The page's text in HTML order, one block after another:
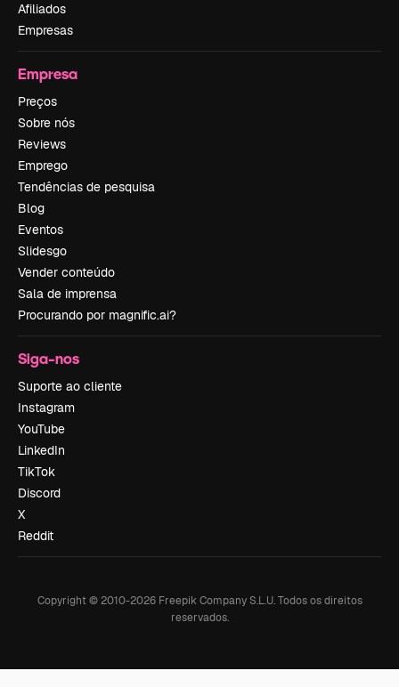
Afiliados
Empresas
Empresa
Preços
Sobre nós
Reviews
Emprego
Tendências de pesquisa
Blog
Eventos
Slidesgo
Vender conteúdo
Sala de imprensa
Procurando por magnific.ai?
Siga-nos
Suporte ao cliente
Instagram
YouTube
LinkedIn
TikTok
Discord
X
Reddit
Copyright © 2010-2026Freepik Company S.L.U. Todos os direitos
reservados.